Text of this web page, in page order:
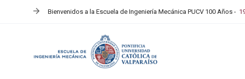
Bienvenidos a la Escuela de Ingeniería Mecánica PUCV 100 Años -